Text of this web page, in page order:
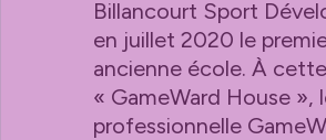
Billancourt Sport
en juillet 2020 le
ancienne école. À
« GameWard House »,
professionnelle